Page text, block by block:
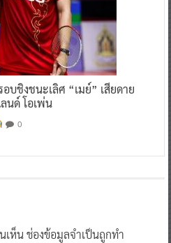
บชิงชนะเลิศ “เมย์” เสียดาย
นด์ โอเพ่น
0
เห็นช่องข้อมูลจำเป็นถูกทำ